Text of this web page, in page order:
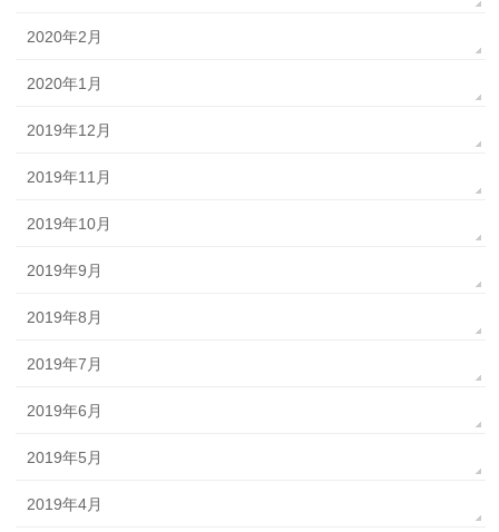
2020年2月
2020年1月
2019年12月
2019年11月
2019年10月
2019年9月
2019年8月
2019年7月
2019年6月
2019年5月
2019年4月